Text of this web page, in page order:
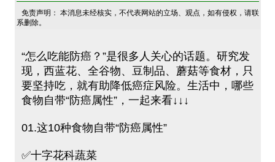
免责声明： 本消息未经核实，不代表网站的立场、观点，如有侵权，请联
系删除。
“怎么吃能防癌？”是很多人关心的话题。研究发
现，西蓝花、全谷物、豆制品、蘑菇等食材，只
要坚持吃，就有助降低癌症风险。生活中，哪些
食物自带“防癌属性”，一起来看↓↓↓
01.这10种食物自带“防癌属性”
✅十字花科蔬菜